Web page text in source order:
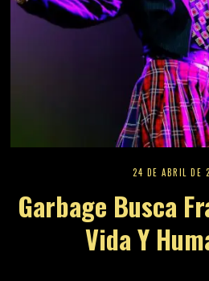
24 DE ABRIL DE
Garbage Busca
Vida Y